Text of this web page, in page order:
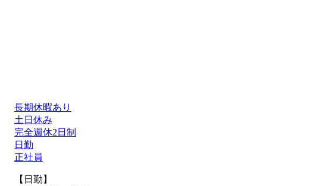
長期休暇あり
土日休み
完全週休2日制
日勤
正社員
【日勤】